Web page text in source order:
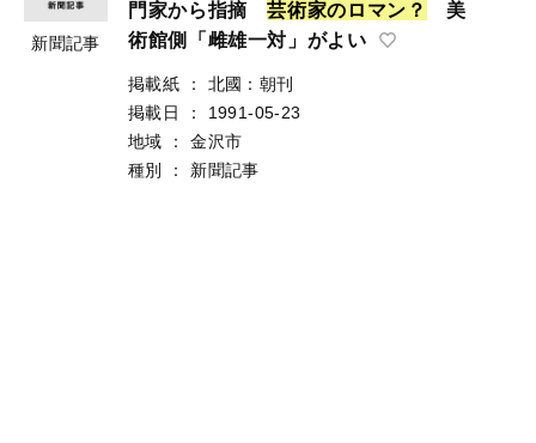
新聞記事
門家から指摘芸術家の ロ マン ？
美
術館側「雌雄一対」がよい
掲載紙 ：
北國：朝刊
掲載日
：
1991-05-23
地域
：
金沢市
種別
： 新聞記事